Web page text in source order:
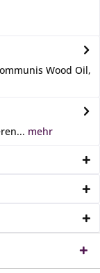
Wood Oil,
mehr